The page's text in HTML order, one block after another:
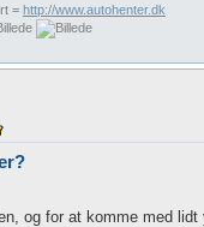
= http://www.autohenter.dk
og for at komme med